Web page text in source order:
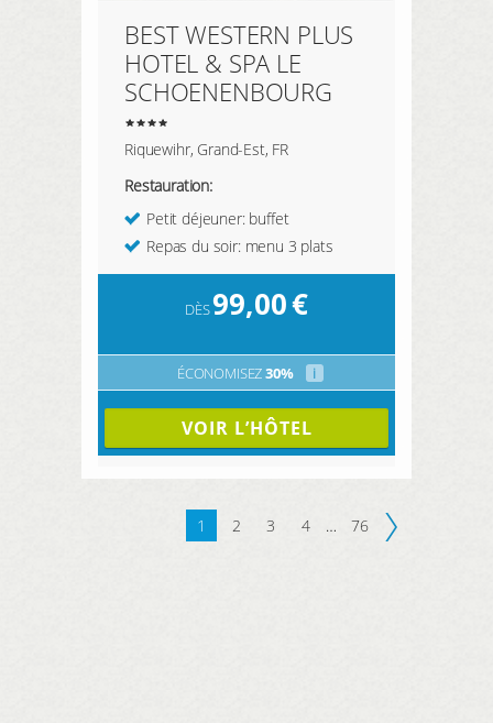
BEST WESTERN PLUS
HOTEL & SPA LE
SCHOENENBOURG
Riquewihr, Grand-Est, FR
Restauration:
Petit déjeuner: buffet
Repas du soir: menu 3 plats
DÈS99,00€
ÉCONOMISEZ30% i
VOIR L’HÔTEL
1 2 3 4 … 76